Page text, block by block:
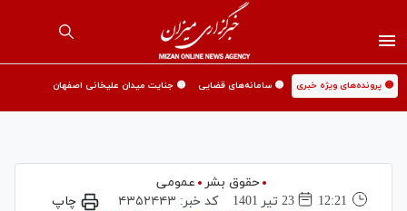
🟡 پرونده‌های ویژه خبری 🟡 سامانه‌های قضایی 🟡 جنایت میدان علیخانی اصفهان
حقوق بشر
عمومی
12:21
23 تير 1401 کد خبر: ۴۳۵۲۴۴۳ چاپ